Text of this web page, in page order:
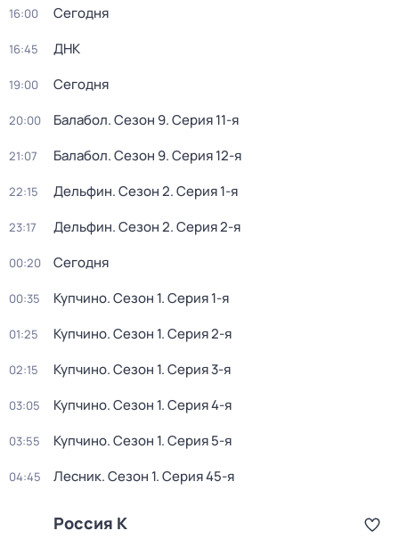
16:00 Сегодня
16:45 ДНК
19:00 Сегодня
20:00 Балабол. Сезон 9. Серия 11-я
21:07 Балабол. Сезон 9. Серия 12-я
22:15 Дельфин. Сезон 2. Серия 1-я
23:17 Дельфин. Сезон 2. Серия 2-я
00:20 Сегодня
00:35 Купчино. Сезон 1. Серия 1-я
01:25 Купчино. Сезон 1. Серия 2-я
02:15 Купчино. Сезон 1. Серия 3-я
03:05 Купчино. Сезон 1. Серия 4-я
03:55 Купчино. Сезон 1. Серия 5-я
04:45 Лесник. Сезон 1. Серия 45-я
Россия К